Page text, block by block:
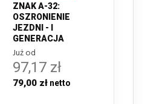
ZNAK A-32:
OSZRONIENIE
JEZDNI - I
GENERACJA
Już od
97,17 zł
79,00 zł